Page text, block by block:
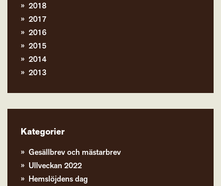
2018
2017
2016
2015
2014
2013
Kategorier
Gesällbrev och mästarbrev
Ullveckan 2022
Hemslöjdens dag